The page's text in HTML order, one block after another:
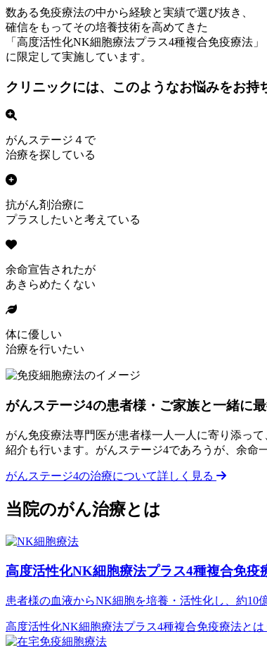
数ある免疫療法の中から経験と実績で選び抜き、
確信をもってその培養技術を高めてきた
「高度活性化NK細胞療法プラス4種複合免疫療法」
に限定して実施しています。
クリニックには、このようなお悩みをお
がんステージ４で
治療を探している
抗がん剤治療に
プラスしたいと考えている
余命宣告されたが
あきらめたくない
体に優しい
治療を行いたい
がんステージ4の患者様・ご家族と一緒に
がん免疫療法専門医が患者様一人一人に寄り添っ
紹介も行います。がんステージ4であろうが、余命
がんステージ4の治療について詳しく見る
当院のがん治療とは
高度活性化NK細胞療法プラス4種複合免疫
患者様の血液からNK細胞を培養・活性化し、約10
高度活性化NK細胞療法プラス4種複合免疫療法とは